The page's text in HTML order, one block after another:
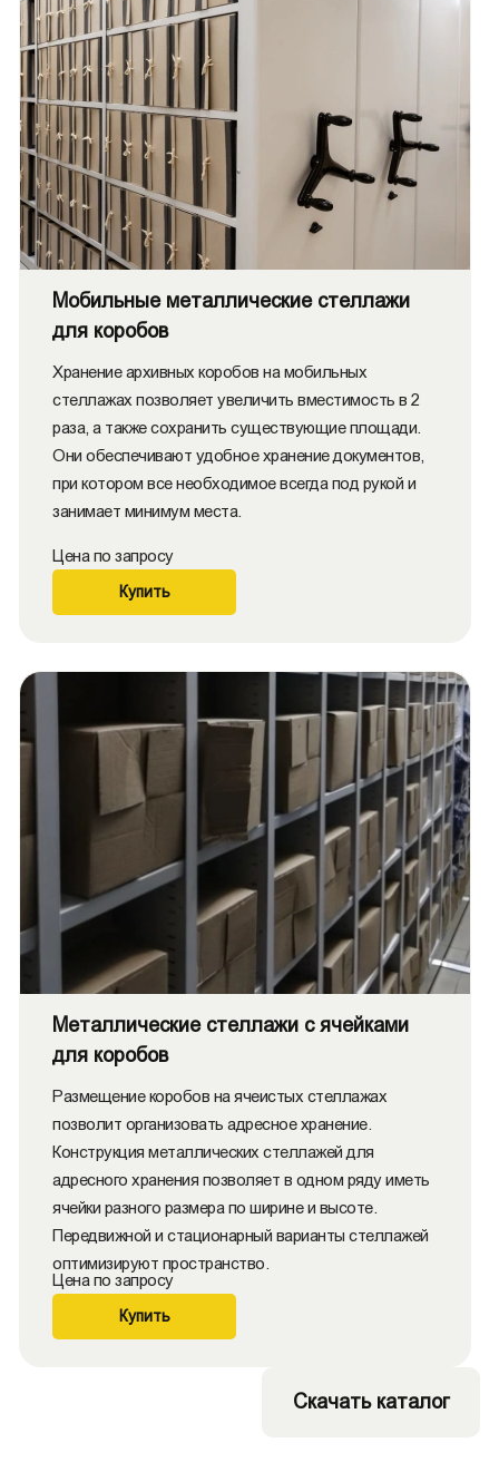
Мобильные металлические стеллажи
для коробов
Хранение архивных коробов на мобильных
стеллажах позволяет увеличить вместимость в 2
раза, а также сохранить существующие площади.
Они обеспечивают удобное хранение документов,
при котором все необходимое всегда под рукой и
занимает минимум места.
Цена по запросу
Купить
Металлические стеллажи с ячейками
для коробов
Размещение коробов на ячеистых стеллажах
позволит организовать адресное хранение.
Конструкция металлических стеллажей для
адресного хранения позволяет в одном ряду иметь
ячейки разного размера по ширине и высоте.
Передвижной и стационарный варианты стеллажей
оптимизируют пространство.
Цена по запросу
Купить
Скачать каталог